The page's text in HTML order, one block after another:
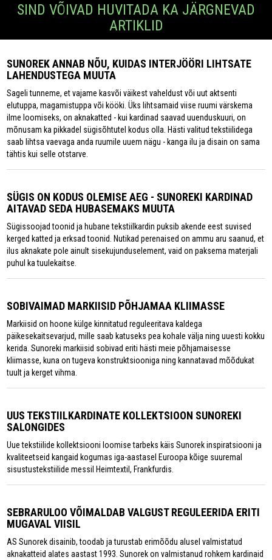
SIND VÕIVAD HUVITADA KA JÄRGNEVAD
ARTIKLID
SUNOREK ANNAB NÕU, KUIDAS INTERJÖÖRI LIHTSATE
LAHENDUSTEGA MUUTA
Sageli tunneme, et vajame kasvõi väikest vaheldust või uut aktsenti
elutuppa, magamistuppa või kööki. Üks lihtsamaid viise ruumi värskema
ilme loomiseks, on aknakatted - kui kardinad saavad uuenduskuuri, on
mõnusam ka pikkadel sügisõhtutel kodus olla. Hästi valitud tekstiilidega
saab lihtsa vaevaga anda ruumile uuem nägu - kanga ilu ja disain on sama
tähtis kui selle otstarve.
SÜGIS ON KODUS OLEMISE AEG - SUNOREKI KARDINAD
AITAVAD SEDA HUBASEMAKS MUUTA
Sügissoojad toonid ja hubane tekstiilkardin puksib akende eest suvised
kerged katted ja erksad toonid. Nutikad perenaised on ammu aru saanud, et
ilus aknakate pole ainult sisekujunduselement, vaid on paksema materjali
puhul ka tuulekaitse.
SOBIVAIMAD MARKIISID PÕHJAMAA KLIIMASSE
Markiisid on hoone külge kinnitatud reguleeritava kaldega
päikesekaitsevarjud, mille saab katuseks pea kohale välja ning uuesti kokku
kerida. Sunoreki markiisid sobivad eriti hästi meie põhjamaisesse
kliimasse, kuna on tugeva konstruktsiooniga ning kannatavad mõõdukat
tuult ja kerget vihma.
UUS TEKSTIILKARDINATE KOLLEKTSIOON SUNOREKI
SALONGIDES
Uue tekstiilide kollektsiooni loomise tarbeks käis Sunorek inspiratsiooni ja
kvaliteetseid kangaid kogumas iga-aastasel Euroopa kõige suuremal
sisustustekstiilide messil Heimtextil, Frankfurdis.
SEBRARULOO VÕIMALDAB VALGUST REGULEERIDA ERITI
MUGAVAL VIISIL
AS Sunorek disainib, toodab ja turustab erimõõdu alusel valmistatud
aknakatteid alates aastast 1993. Sunorek on valmistanud rohkem kardinaid